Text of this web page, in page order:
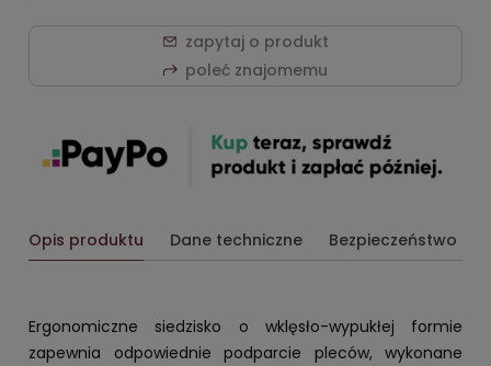
zapytaj o produkt
poleć znajomemu
Opis produktu Dane techniczne Bezpieczeństwo
Ergonomiczne siedzisko o wklęsło-wypukłej formie
zapewnia odpowiednie podparcie pleców, wykonane